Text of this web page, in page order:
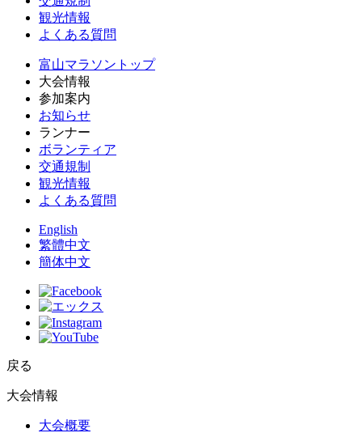
観光情報
よくある質問
富山マラソントップ
大会情報
参加案内
お知らせ
ランナー
ボランティア
交通規制
観光情報
よくある質問
English
繁體中文
簡体中文
戻る
大会情報
大会概要